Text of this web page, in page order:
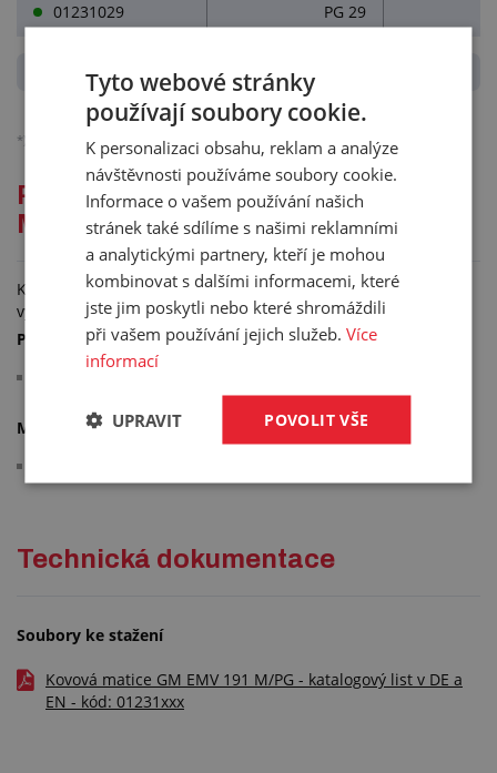
01231029 PG 29
*) Ceny jsou bez DPH, platné pro podnikatele. Podrobněji o účtování DPH.
Podrobný popis pro: KOVOVÁ
MATICE GM EMV 191 M/PG
Kovová matice pro použití s EMC konektory, s kontaktními
výstupky pro vyrovnávání napětí.
Použití:
Materiál:
Technická dokumentace
Soubory ke stažení
Kovová matice GM EMV 191 M/PG - katalogový list v DE a
EN - kód: 01231xxx
Tyto webové stránky
používají soubory cookie.
K personalizaci obsahu, reklam a analýze
návštěvnosti používáme soubory cookie.
Informace o vašem používání našich
stránek také sdílíme s našimi reklamními
a analytickými partnery, kteří je mohou
kombinovat s dalšími informacemi, které
jste jim poskytli nebo které shromáždili
při vašem používání jejich služeb.Více
informací
POVOLIT VŠE
UPRAVIT